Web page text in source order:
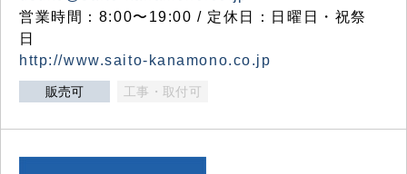
営業時間：8:00〜19:00 / 定休日：日曜日・祝祭
日
http://www.saito-kanamono.co.jp
販売可 工事・取付可